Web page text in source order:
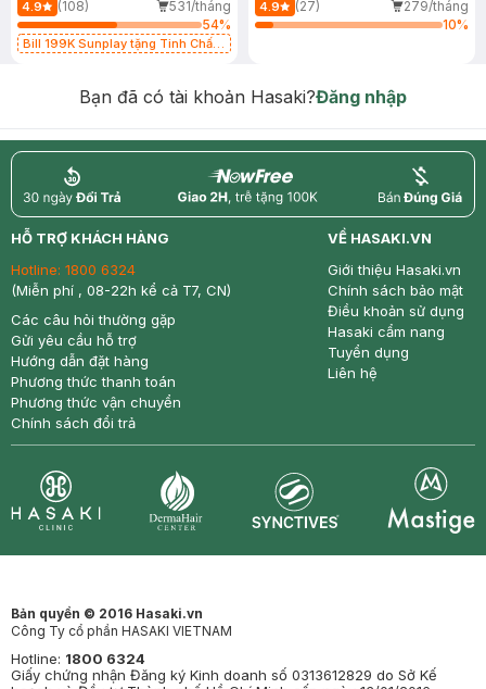
4.9 (108)
531/tháng
54%
Bill 199K Sunplay tặng Tinh Chất
4.9 (27)
279/tháng
10%
Bạn đã có tài khoản Hasaki?Đăng nhập
return nowfree price
HỖ TRỢ KHÁCH HÀNG
Hotline: 1800 6324
(Miễn phí , 08-22h kể cả T7, CN)
Các câu hỏi thường gặp
Gửi yêu cầu hỗ trợ
Hướng dẫn đặt hàng
Phương thức thanh toán
Phương thức vận chuyển
Chính sách đổi trả
VỀ HASAKI.VN
Giới thiệu Hasaki.vn
Chính sách bảo mật
Điều khoản sử dụng
Hasaki cẩm nang
Tuyển dụng
Liên hệ
Bản quyền © 2016 Hasaki.vn
Công Ty cổ phần HASAKI VIETNAM
Hotline: 1800 6324
Giấy chứng nhận Đăng ký Kinh doanh số 0313612829 do Sở Kế